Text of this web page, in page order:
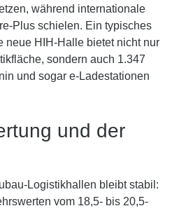
während internationale
Plus schielen. Ein typisches
neue HIH-Halle bietet nicht nur
sondern auch 1.347
und sogar e-Ladestationen
und der
Logistikhallen bleibt stabil:
vom 18,5- bis 20,5-